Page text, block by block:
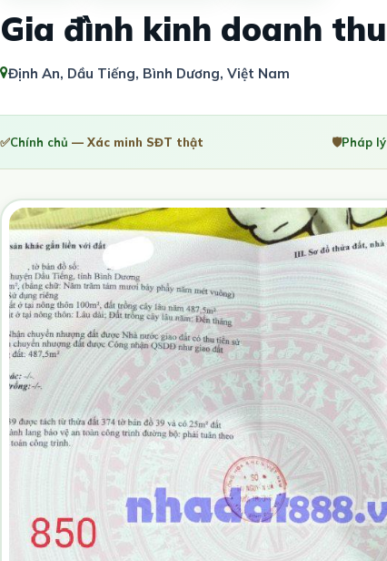
Gia đình kinh doanh
Định An, Dầu Tiếng, Bình Dương, Việt Nam
✅Chính chủ — Xác minh SĐT thật 🛡️Pháp